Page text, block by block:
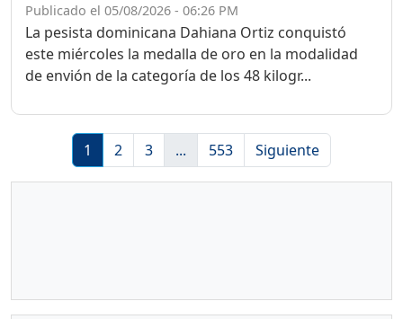
Publicado el 05/08/2026 - 06:26 PM
La pesista dominicana Dahiana Ortiz conquistó
este miércoles la medalla de oro en la modalidad
de envión de la categoría de los 48 kilogr...
1 2 3 ... 553 Siguiente